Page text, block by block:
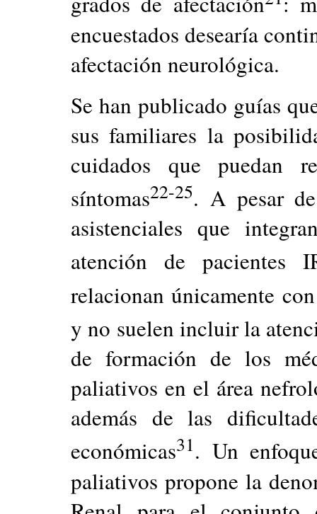
encuestados desearía
afectación neurológica.
Se han publicado guías
sus familiares la
cuidados que puedan
síntomas22-25. A pesar
asistenciales que
atención de pacientes
relacionan únicamente
y no suelen incluir la
de formación de los
paliativos en el área
además de las
económicas31. Un
paliativos propone la